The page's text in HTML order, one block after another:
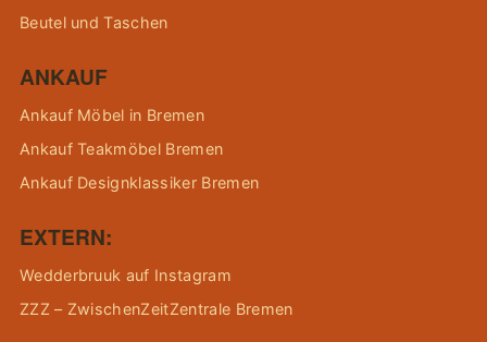
Beutel und Taschen
ANKAUF
Ankauf Möbel in Bremen
Ankauf Teakmöbel Bremen
Ankauf Designklassiker Bremen
EXTERN:
Wedderbruuk auf Instagram
ZZZ – ZwischenZeitZentrale Bremen